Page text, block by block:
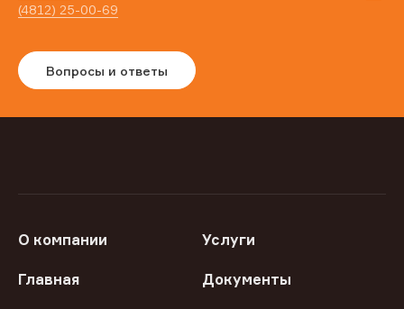
(4812) 25-00-69
Вопросы и ответы
О компании Услуги
Главная Документы